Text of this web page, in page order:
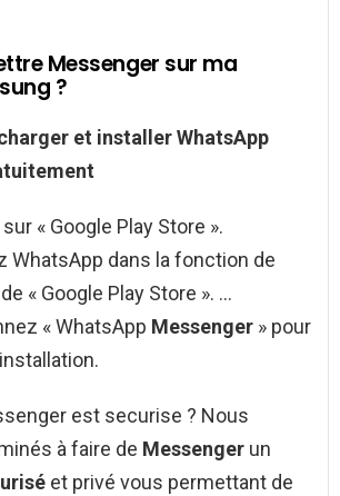
Messenger sur ma
?
et installer WhatsApp
« Google Play Store ».
WhatsApp dans la fonction de
« Google Play Store ». …
« WhatsApp Messenger » pour
est securise ? Nous
à faire de Messenger un
et privé vous permettant de